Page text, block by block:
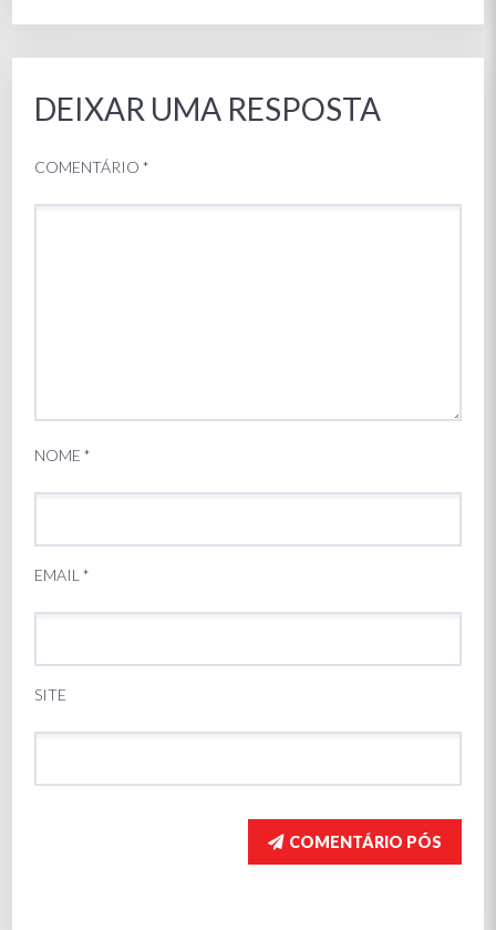
DEIXAR UMA RESPOSTA
COMENTÁRIO*
NOME*
EMAIL*
SITE
COMENTÁRIO PÓS